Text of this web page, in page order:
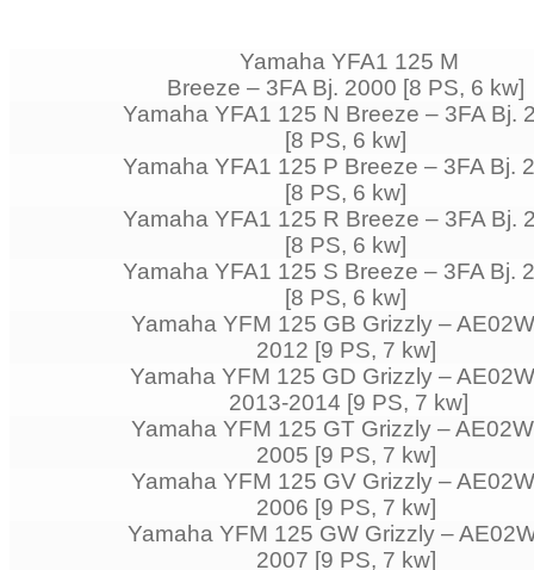
Yamaha YFA1 125 M
Breeze – 3FA Bj. 2000 [8 PS, 6 kw]
Yamaha YFA1 125 N Breeze – 3FA Bj.
[8 PS, 6 kw]
Yamaha YFA1 125 P Breeze – 3FA Bj.
[8 PS, 6 kw]
Yamaha YFA1 125 R Breeze – 3FA Bj.
[8 PS, 6 kw]
Yamaha YFA1 125 S Breeze – 3FA Bj.
[8 PS, 6 kw]
Yamaha YFM 125 GB Grizzly –
2012 [9 PS, 7 kw]
Yamaha YFM 125 GD Grizzly –
2013-2014 [9 PS, 7 kw]
Yamaha YFM 125 GT Grizzly –
2005 [9 PS, 7 kw]
Yamaha YFM 125 GV Grizzly –
2006 [9 PS, 7 kw]
Yamaha YFM 125 GW Grizzly –
2007 [9 PS, 7 kw]